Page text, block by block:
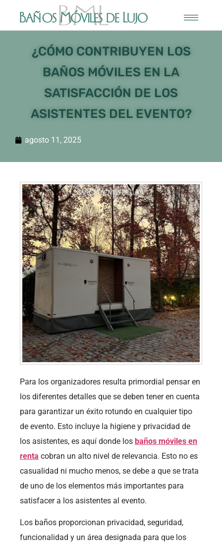
¿CÓMO CONTRIBUYEN LOS
BAÑOS MÓVILES EN LA
SATISFACCIÓN DE LOS
ASISTENTES DEL EVENTO?
agosto 11, 2025
Para los organizadores resulta primordial pensar en
los diferentes detalles que se deben tener en cuenta
para garantizar un éxito rotundo en cualquier tipo
de evento. Esto incluye la higiene y privacidad de
los asistentes, es aquí donde los baños móviles en
renta cobran un alto nivel de relevancia. Esto no es
casualidad ni mucho menos, se debe a que se trata
de uno de los elementos más importantes para
satisfacer a los asistentes al evento.
Los baños proporcionan privacidad, seguridad,
funcionalidad y un área designada para que los